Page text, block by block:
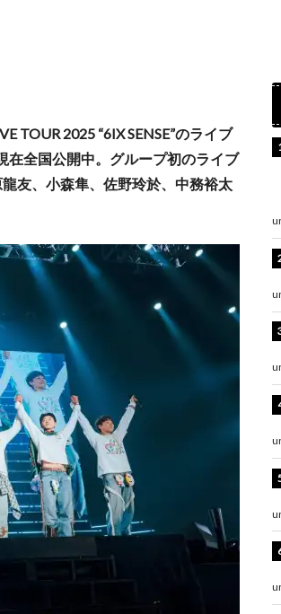
TOUR 2025 “6IX SENSE”のライブ
在全国公開中。グループ初のライブ
友、小森隼、佐野玲於、中務裕太